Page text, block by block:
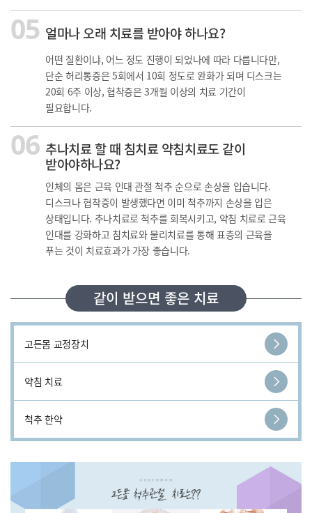
05 얼마나 오래 치료를 받아야 하나요?
어떤 질환이냐, 어느 정도 진행이 되었나에 따라 다릅니다만,
단순 허리통증은 5회에서 10회 정도로 완화가 되며 디스크는
20회 6주 이상, 협착증은 3개월 이상의 치료 기간이
필요합니다.
06 추나치료 할 때 침치료 약침치료도 같이
받아야하나요?
인체의 몸은 근육 인대 관절 척추 순으로 손상을 입습니다.
디스크나 협착증이 발생했다면 이미 척추까지 손상을 입은
상태입니다. 추나치료로 척추를 회복시키고, 약침 치료로 근육
인대를 강화하고 침치료와 물리치료를 통해 표층의 근육을
푸는 것이 치료효과가 가장 좋습니다.
같이 받으면 좋은 치료
고든몸 교정장치
약침 치료
척추 한약